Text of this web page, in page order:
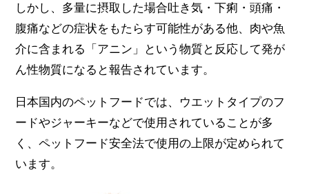
しかし、多量に摂取した場合吐き気・下痢・頭痛・
腹痛などの症状をもたらす可能性がある他、肉や魚
介に含まれる「アニン」という物質と反応して発が
ん性物質になると報告されています。
日本国内のペットフードでは、ウエットタイプのフ
ードやジャーキーなどで使用されていることが多
く、ペットフード安全法で使用の上限が定められて
います。